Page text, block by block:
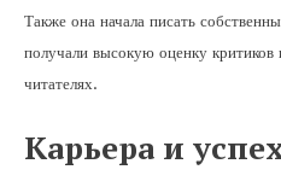
Также она начала писать
получали высокую оценку
читателях.
Карьера и